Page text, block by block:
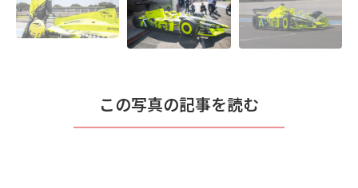
この写真の記事を読む